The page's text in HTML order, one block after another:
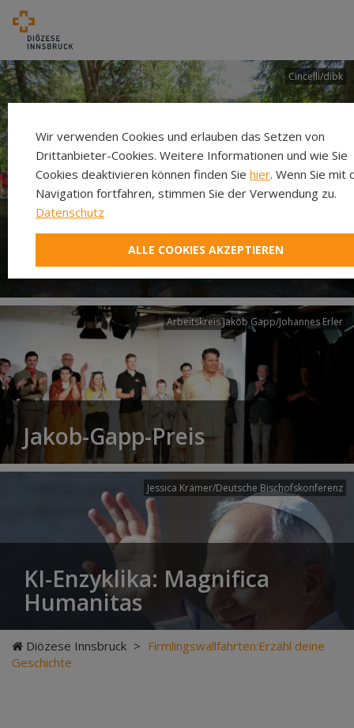
Cincelli/dibk
Neuer Pilgerweg Via
Laudato si’
Arbeitskreis Jakob Gapp/Johannes Erler
Jakob-Gapp-Preis
Jessica Krämer/Deutsche Bischofskonferenz
KI-Enzyklika: Magnifica
Humanitas
Diözese Innsbruck > Firmlingswallfahrten:Erzähl deine
Geschichte
Wir verwenden Cookies und erlauben das Setzen von
Drittanbieter-Cookies. Weitere Informationen und wie Sie
Cookies deaktivieren können finden Sie hier. Wenn Sie mit
Navigation fortfahren, stimmen Sie der Verwendung zu.
Datenschutz
ALLE COOKIES AKZEPTIEREN